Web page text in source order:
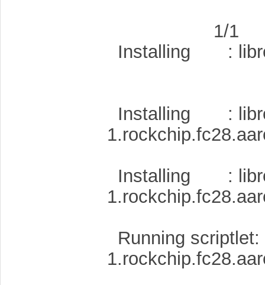
1/1
Installing :
Installing :
Installing :
Running